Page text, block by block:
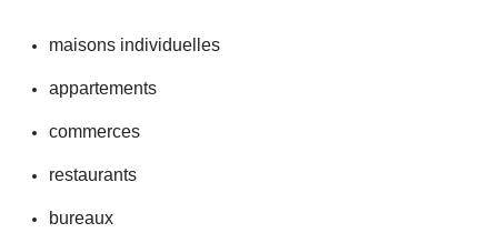
maisons individuelles
appartements
commerces
restaurants
bureaux